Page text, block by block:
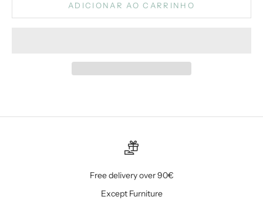
ADICIONAR AO CARRINHO
Free delivery over 90€
Except Furniture